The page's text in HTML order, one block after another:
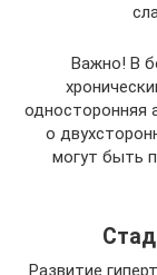
Важно! В
односторонняя
о
могут быть
Развитие